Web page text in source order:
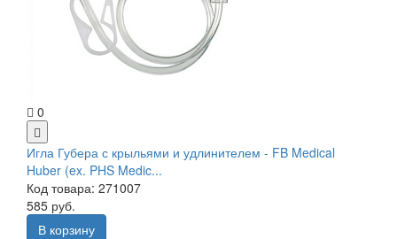
0
Игла Губера с крыльями и удлинителем - FB Medical
Huber (ex. PHS Medic...
Код товара: 271007
585 руб.
В корзину